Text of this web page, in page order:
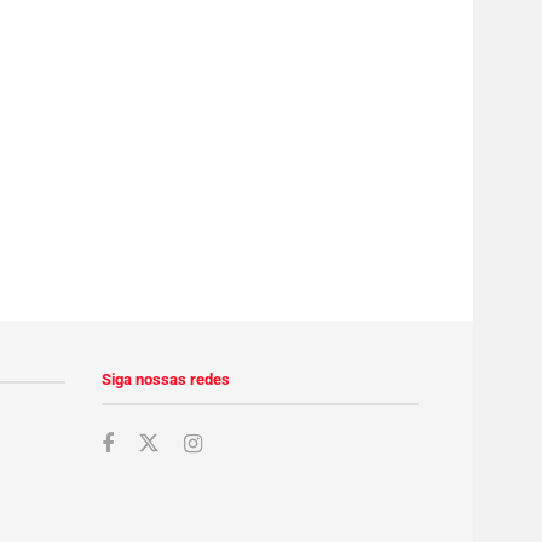
Siga nossas redes